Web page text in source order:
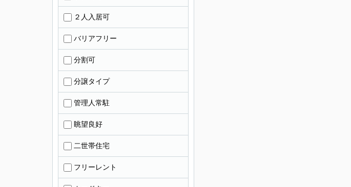
２人入居可
バリアフリー
分割可
分譲タイプ
管理人常駐
眺望良好
二世帯住宅
フリーレント